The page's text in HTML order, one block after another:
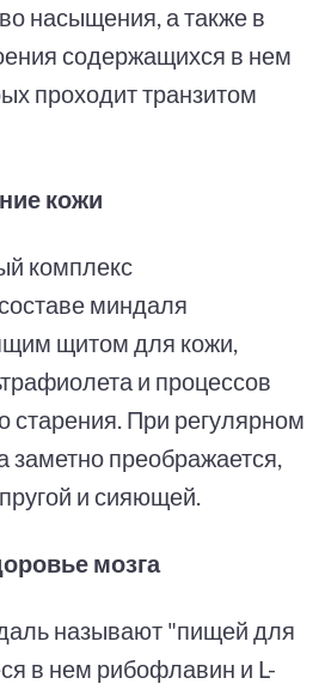
насыщения, а также в
содержащихся в нем
проходит транзитом
кожи
комплекс
миндаля
щитом для кожи,
и процессов
старения. При регулярном
заметно преображается,
и сияющей.
мозга
называют "пищей для
в нем рибофлавин и L-